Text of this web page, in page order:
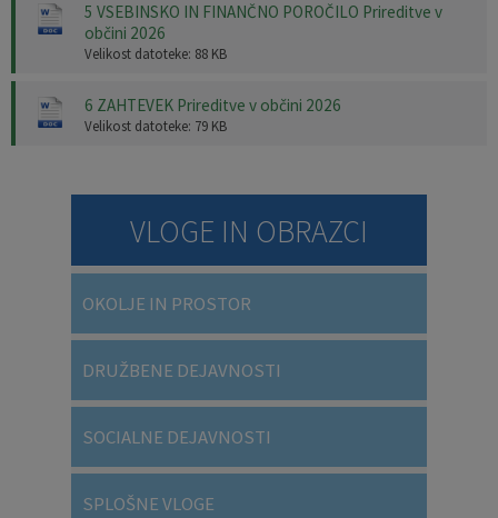
5 VSEBINSKO IN FINANČNO POROČILO Prireditve v
občini 2026
Velikost datoteke: 88 KB
6 ZAHTEVEK Prireditve v občini 2026
Velikost datoteke: 79 KB
VLOGE IN OBRAZCI
OKOLJE IN PROSTOR
DRUŽBENE DEJAVNOSTI
SOCIALNE DEJAVNOSTI
SPLOŠNE VLOGE